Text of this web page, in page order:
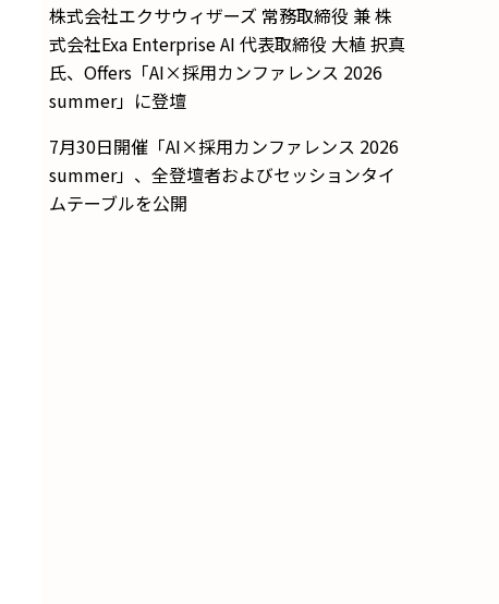
株式会社エクサウィザーズ 常務取締役 兼 株
式会社Exa Enterprise AI 代表取締役 大植 択真
氏、Offers「AI×採用カンファレンス 2026
summer」に登壇
7月30日開催「AI×採用カンファレンス 2026
summer」、全登壇者およびセッションタイ
ムテーブルを公開